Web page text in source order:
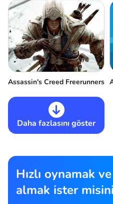
Assassin's Creed Freerunners
Daha fazlasını göster
Hızlı oynamak
almak ister